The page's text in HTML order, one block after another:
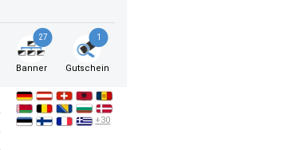
27
Banner
1
Gutschein
+30